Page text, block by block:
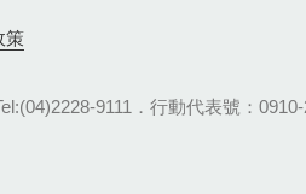
策
9111．行動代表號：